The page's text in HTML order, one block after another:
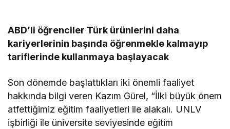
ABD’li öğrenciler Türk ürünlerini daha
kariyerlerinin başında öğrenmekle kalmayıp
tariflerinde kullanmaya başlayacak
Son dönemde başlattıkları iki önemli faaliyet
hakkında bilgi veren Kazım Gürel, “İlki büyük önem
atfettiğimiz eğitim faaliyetleri ile alakalı. UNLV
işbirliği ile üniversite seviyesinde eğitim